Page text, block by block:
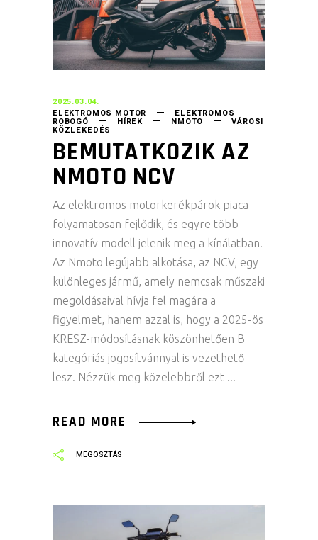
2025.03.04.
ELEKTROMOS MOTOR
ELEKTROMOS
ROBOGÓ HÍREK NMOTO VÁROSI
KÖZLEKEDÉS
BEMUTATKOZIK AZ
NMOTO NCV
Az elektromos motorkerékpárok piaca
folyamatosan fejlődik, és egyre több
innovatív modell jelenik meg a kínálatban.
Az Nmoto legújabb alkotása, az NCV, egy
különleges jármű, amely nemcsak műszaki
megoldásaival hívja fel magára a
figyelmet, hanem azzal is, hogy a 2025-ös
KRESZ-módosításnak köszönhetően B
kategóriás jogosítvánnyal is vezethető
lesz. Nézzük meg közelebbről ezt
READ MORE